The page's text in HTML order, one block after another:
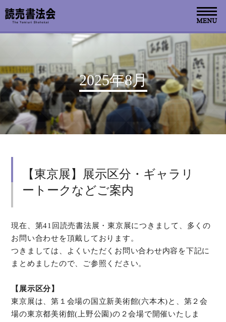
2025年8月
【東京展】展示区分・ギャラリ
ートークなどご案内
現在、第41回読売書法展・東京展につきまして、多くの
お問い合わせを頂戴しております。
つきましては、よくいただくお問い合わせ内容を下記に
まとめましたので、ご参照ください。
【展示区分】
東京展は、第１会場の国立新美術館(六本木)と、第２会
場の東京都美術館(上野公園)の２会場で開催いたしま
お知らせ
読売書法会について
読売書法展
関連書道展
書道教室検索
デジタルアーカイブ
オンラインショップ